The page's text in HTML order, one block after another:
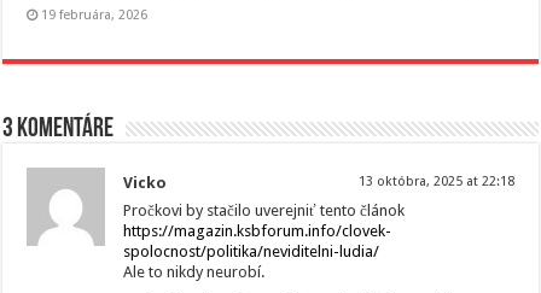
19 februára, 2026
3 komentáre
Vicko 13 októbra, 2025 at 22:18
Pročkovi by stačilo uverejniť tento článok
https://magazin.ksbforum.info/clovek-
spolocnost/politika/neviditelni-ludia/
Ale to nikdy neurobí.